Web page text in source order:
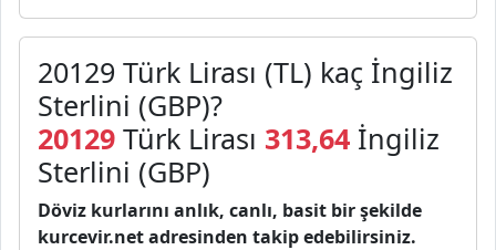
20129 Türk Lirası (TL) kaç İngiliz
Sterlini (GBP)?
20129 Türk Lirası 313,64 İngiliz
Sterlini (GBP)
Döviz kurlarını anlık, canlı, basit bir şekilde
kurcevir.net adresinden takip edebilirsiniz.